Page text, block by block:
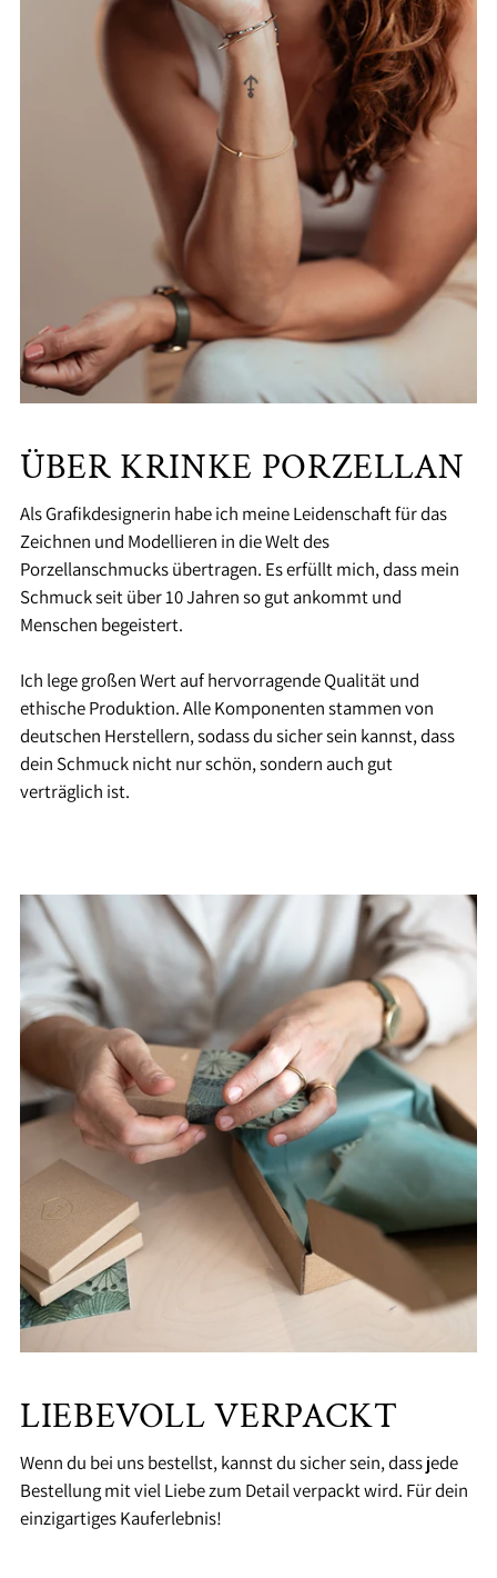
ÜBER KRINKE PORZELLAN
Als Grafikdesignerin habe ich meine Leidenschaft für das
Zeichnen und Modellieren in die Welt des
Porzellanschmucks übertragen. Es erfüllt mich, dass mein
Schmuck seit über 10 Jahren so gut ankommt und
Menschen begeistert.
Ich lege großen Wert auf hervorragende Qualität und
ethische Produktion. Alle Komponenten stammen von
deutschen Herstellern, sodass du sicher sein kannst, dass
dein Schmuck nicht nur schön, sondern auch gut
verträglich ist.
LIEBEVOLL VERPACKT
Wenn du bei uns bestellst, kannst du sicher sein, dass jede
Bestellung mit viel Liebe zum Detail verpackt wird. Für dein
einzigartiges Kauferlebnis!